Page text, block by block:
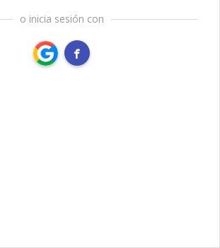
o inicia sesión con